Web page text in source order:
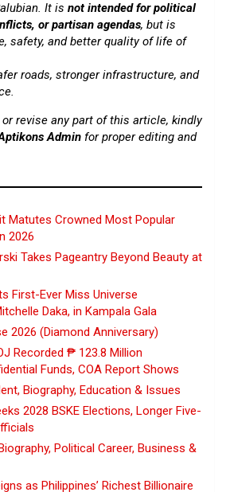
It is not intended for political
or partisan agendas, but is
safety, and better quality of life of
roads, stronger infrastructure, and
revise any part of this article, kindly
Admin for proper editing and
Matutes Crowned Most Popular
2026
Takes Pageantry Beyond Beauty at
First-Ever Miss Universe
Daka, in Kampala Gala
2026 (Diamond Anniversary)
Recorded ₱ 123.8 Million
Funds, COA Report Shows
Biography, Education & Issues
2028 BSKE Elections, Longer Five-
Political Career, Business &
as Philippines’ Richest Billionaire